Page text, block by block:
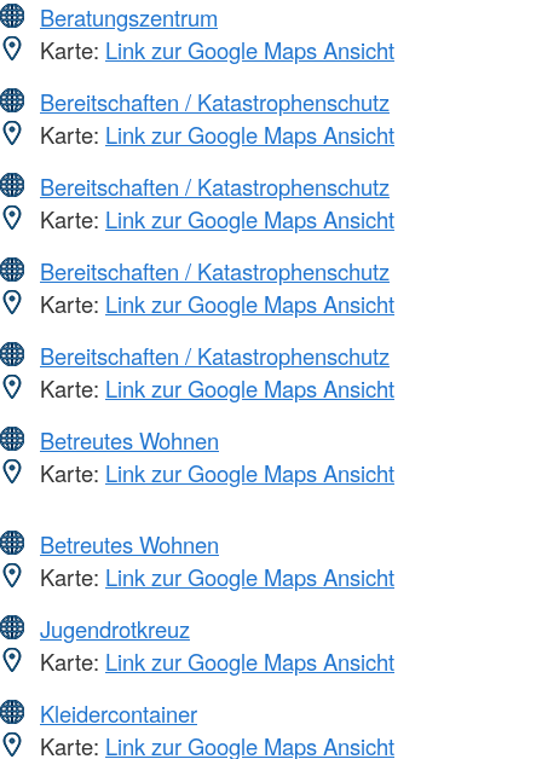
Beratungszentrum
Karte: Link zur Google Maps Ansicht
Bereitschaften / Katastrophenschutz
Karte: Link zur Google Maps Ansicht
Bereitschaften / Katastrophenschutz
Karte: Link zur Google Maps Ansicht
Bereitschaften / Katastrophenschutz
Karte: Link zur Google Maps Ansicht
Bereitschaften / Katastrophenschutz
Karte: Link zur Google Maps Ansicht
Betreutes Wohnen
Karte: Link zur Google Maps Ansicht
Betreutes Wohnen
Karte: Link zur Google Maps Ansicht
Jugendrotkreuz
Karte: Link zur Google Maps Ansicht
Kleidercontainer
Karte: Link zur Google Maps Ansicht